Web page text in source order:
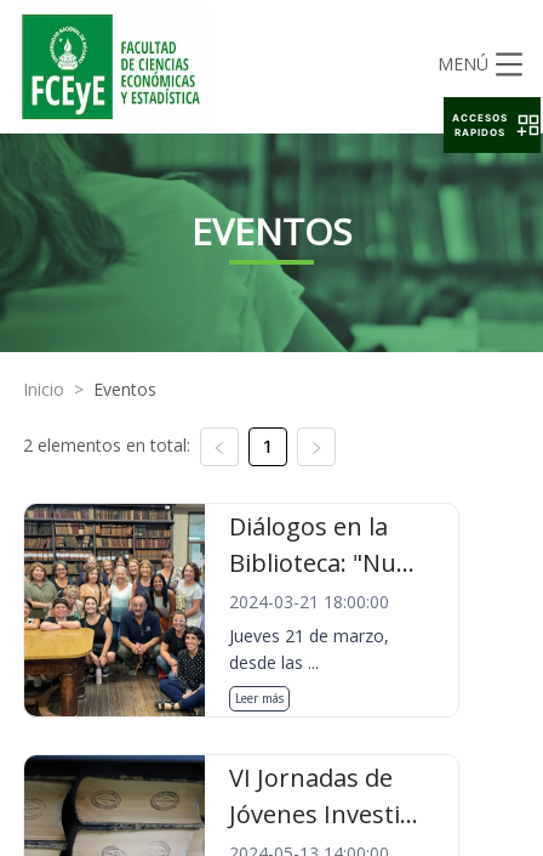
MENÚ
EVENTOS
Inicio > Eventos
2 elementos en total: 1
Diálogos en la
Biblioteca: "Nu...
2024-03-21 18:00:00
Jueves 21 de marzo,
desde las ...
Leer más
VI Jornadas de
Jóvenes Investi...
ACCESOS
RAPIDOS